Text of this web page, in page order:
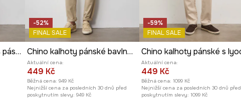
postavě.
a vizuální
Lněné kalhoty pánské s páskem, melanž béžová barva
-52%
FINAL SALE
Chino kalhoty pánské bavlněné s elastanem
Aktuální cena:
449 Kč
Běžná cena: 949 Kč
Nejnižší cena za posledních 30 dnů před
poskytnutím slevy: 949 Kč
-59%
FINAL SALE
Aktuální cena:
449 Kč
Běžná cena: 1099 Kč
Nejnižší cena za posledních 30 dnů před
poskytnutím slevy: 1099 Kč